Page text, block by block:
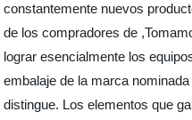
constantemente nuevos
de los compradores de
lograr esencialmente los
embalaje de la marca
distingue. Los elementos que